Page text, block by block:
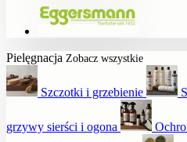
Pielęgnacja Zobacz wszystkie
Szczotki i grzebienie
grzywy sierści i ogona